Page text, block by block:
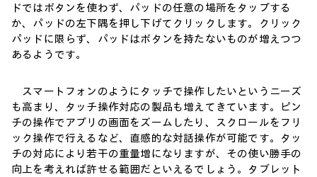
ドではボタンを使わず、パッドの任意の場所をタップする
か、パッドの左下隅を押し下げてクリックします。クリック
パッドに限らず、パッドはボタンを持たないものが増えつつ
あるようです。
スマートフォンのようにタッチで操作したいというニーズ
も高まり、タッチ操作対応の製品も増えてきています。ピン
チの操作でアプリの画面をズームしたり、スクロールをフリ
ック操作で行えるなど、直感的な対話操作が可能です。タッ
チの対応により若干の重量増になりますが、その使い勝手の
向上を考えれば許せる範囲だといえるでしょう。タブレット